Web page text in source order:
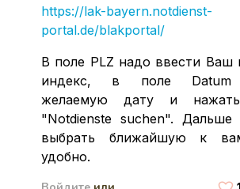
https://lak-bayern.notdienst-
portal.de/blakportal/
В поле PLZ надо ввести Ваш
индекс, в поле Datum
желаемую дату и
"Notdienste suchen". Дальше
выбрать ближайшую к
удобно.